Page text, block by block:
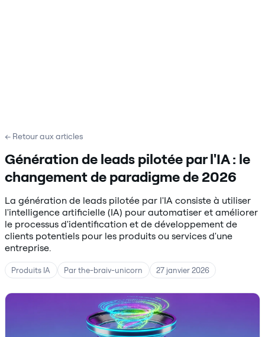
← Retour aux articles
Génération de leads pilotée par l'IA : le
changement de paradigme de 2026
La génération de leads pilotée par l'IA consiste à utiliser
l'intelligence artificielle (IA) pour automatiser et améliorer
le processus d'identification et de développement de
clients potentiels pour les produits ou services d'une
entreprise.
Produits IA Par the-braiv-unicorn 27 janvier 2026